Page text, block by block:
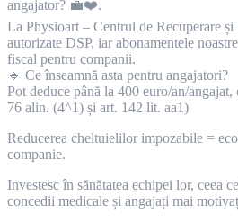
angajator? 💼❤️.
La Physioart – Centrul de Recuperare
autorizate DSP, iar abonamentele
fiscal pentru companii.
🔹 Ce înseamnă asta pentru angajatori?
Pot deduce până la 400 euro/an/
76 alin. (4^1) și art. 142 lit. aa1)
Reducerea cheltuielilor impozabile =
companie.
Investesc în sănătatea echipei lor, ceea
concedii medicale și angajați mai